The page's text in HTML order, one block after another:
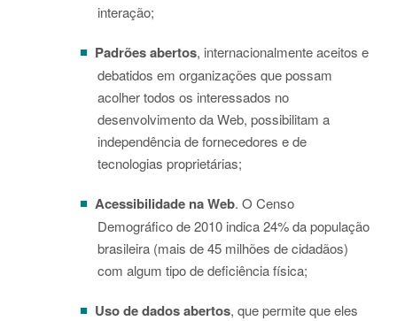
interação;
Padrões abertos, internacionalmente aceitos e
debatidos em organizações que possam
acolher todos os interessados no
desenvolvimento da Web, possibilitam a
independência de fornecedores e de
tecnologias proprietárias;
Acessibilidade na Web. O Censo
Demográfico de 2010 indica 24% da população
brasileira (mais de 45 milhões de cidadãos)
com algum tipo de deficiência física;
Uso de dados abertos, que permite que eles